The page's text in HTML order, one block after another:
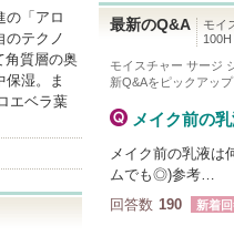
の「アロ
のテクノ
角質層の奥
保湿。ま
エベラ葉
最新のQ&A
モイ
100H
モイスチャー サージ
新Q&Aをピックアップ
メイク前の
メイク前の乳液は
ムでも◎)参考…
回答数 190 新着